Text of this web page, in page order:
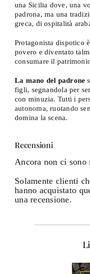
una Sicilia dove, una
padrona, ma una
greca, di ospitalità
Protagonista dispotico
povero e diventato
consumare il
La mano del padrone
figli, segnandola per
con minuzia. Tutti i
autonoma, ruotando
domina la scena.
Recensioni
Ancora non ci sono
Solamente clienti
hanno acquistato
una recensione.